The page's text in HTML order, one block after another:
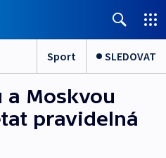
Sport SLEDOVAT
a Moskvou
pravidelná